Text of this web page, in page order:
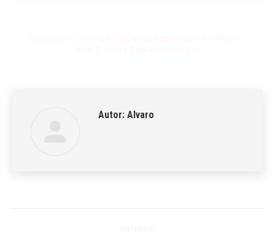
Autor: Alvaro